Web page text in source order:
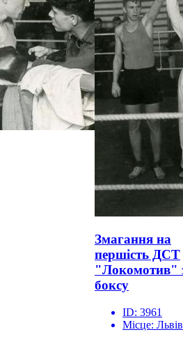
Змагання на
першість ДСТ
"Локомотив"
боксу
ID: 3961
Місце: Львів